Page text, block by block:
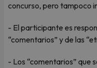
concurso, pero tampoco
- El participante es
“comentarios” y de las
- Los “comentarios” que